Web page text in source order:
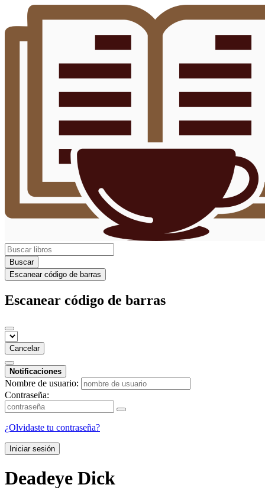
Buscar
Escanear código de barras
Escanear código de barras
Cancelar
Notificaciones
Nombre de usuario:
Contraseña:
¿Olvidaste tu contraseña?
Iniciar sesión
Deadeye Dick